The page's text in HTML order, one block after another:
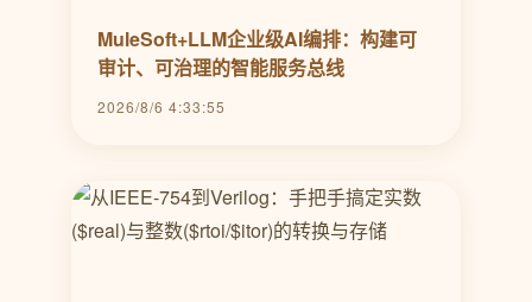
MuleSoft+LLM企业级AI编排：构建可
审计、可治理的智能服务总线
2026/8/6 4:33:55